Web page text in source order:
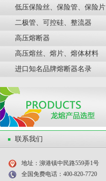
低压保险丝、保险管、保险片
二极管、可控硅、整流器
高压熔断器
高压熔丝、熔片、熔体材料
进口知名品牌熔断器名录
联系我们
地址：泖港镇中民路559弄1号
全国免费电话：400-820-7720